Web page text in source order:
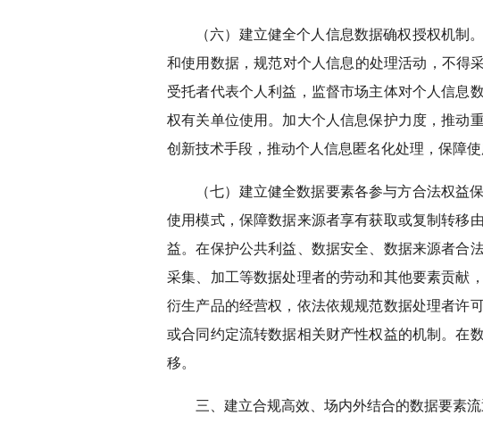
（六）建立健全个人信息数据确权授权机
和使用数据，规范对个人信息的处理活动，不得
受托者代表个人利益，监督市场主体对个人信息
权有关单位使用。加大个人信息保护力度，推动
创新技术手段，推动个人信息匿名化处理，保障
（七）建立健全数据要素各参与方合法权
使用模式，保障数据来源者享有获取或复制转移
益。在保护公共利益、数据安全、数据来源者合
采集、加工等数据处理者的劳动和其他要素贡献
衍生产品的经营权，依法依规规范数据处理者许
或合同约定流转数据相关财产性权益的机制。在
移。
三、建立合规高效、场内外结合的数据要素